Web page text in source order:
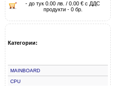
- до тук 0.00 лв. / 0.00 € с ДДС
продукти - 0 бр.
Категории:
MAINBOARD
CPU